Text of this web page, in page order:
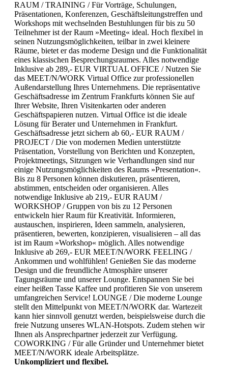
RAUM / TRAINING / Für Vorträge, Schulungen,
Präsentationen, Konferenzen, Geschäftsleitungstreffen und
Workshops mit wechselnden Bestuhlungen für bis zu 50
Teilnehmer ist der Raum »Meeting« ideal. Hoch flexibel in
seinen Nutzungsmöglichkeiten, teilbar in zwei kleinere
Räume, bietet er das moderne Design und die Funktionalität
eines klassischen Besprechungsraumes. Alles notwendige
Inklusive ab 289,- EUR VIRTUAL OFFICE / Nutzen Sie
das MEET/N/WORK Virtual Office zur professionellen
Außendarstellung Ihres Unternehmens. Die repräsentative
Geschäftsadresse im Zentrum Frankfurts können Sie auf
Ihrer Website, Ihren Visitenkarten oder anderen
Geschäftspapieren nutzen. Virtual Office ist die ideale
Lösung für Berater und Unternehmen in Frankfurt.
Geschäftsadresse jetzt sichern ab 60,- EUR RAUM /
PROJECT / Die von modernen Medien unterstützte
Präsentation, Vorstellung von Berichten und Konzepten,
Projektmeetings, Sitzungen wie Verhandlungen sind nur
einige Nutzungsmöglichkeiten des Raums »Presentation«.
Bis zu 8 Personen können diskutieren, präsentieren,
abstimmen, entscheiden oder organisieren. Alles
notwendige Inklusive ab 219,- EUR RAUM /
WORKSHOP / Gruppen von bis zu 12 Personen
entwickeln hier Raum für Kreativität. Informieren,
austauschen, inspirieren, Ideen sammeln, analysieren,
präsentieren, bewerten, konzipieren, visualisieren – all das
ist im Raum »Workshop« möglich. Alles notwendige
Inklusive ab 269,- EUR MEET/N/WORK FEELING /
Ankommen und wohlfühlen! Genießen Sie das moderne
Design und die freundliche Atmosphäre unserer
Tagungsräume und unserer Lounge. Entspannen Sie bei
einer heißen Tasse Kaffee und profitieren Sie von unserem
umfangreichen Service! LOUNGE / Die moderne Lounge
stellt den Mittelpunkt von MEET/N/WORK dar. Wartezeit
kann hier sinnvoll genutzt werden, beispielsweise durch die
freie Nutzung unseres WLAN-Hotspots. Zudem stehen wir
Ihnen als Ansprechpartner jederzeit zur Verfügung.
COWORKING / Für alle Gründer und Unternehmer bietet
MEET/N/WORK ideale Arbeitsplätze.
Unkompliziert und flexibel.